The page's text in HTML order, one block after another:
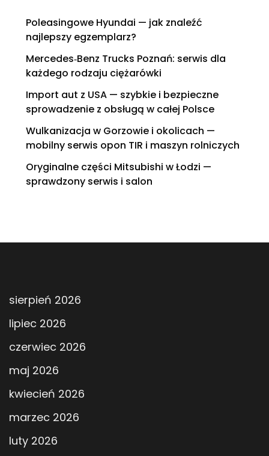
Poleasingowe Hyundai — jak znaleźć
najlepszy egzemplarz?
Mercedes‑Benz Trucks Poznań: serwis dla
każdego rodzaju ciężarówki
Import aut z USA — szybkie i bezpieczne
sprowadzenie z obsługą w całej Polsce
Wulkanizacja w Gorzowie i okolicach —
mobilny serwis opon TIR i maszyn rolniczych
Oryginalne części Mitsubishi w Łodzi —
sprawdzony serwis i salon
sierpień 2026
lipiec 2026
czerwiec 2026
maj 2026
kwiecień 2026
marzec 2026
luty 2026